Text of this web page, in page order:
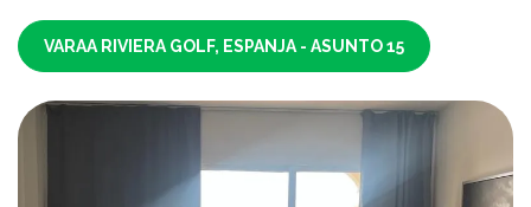
VARAA RIVIERA GOLF, ESPANJA - ASUNTO 15